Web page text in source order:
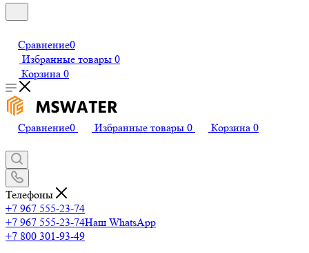
Сравнение0
Избранные товары 0
Корзина 0
Сравнение0 Избранные товары 0 Корзина 0
Телефоны
+7 967 555-23-74
+7 967 555-23-74Наш WhatsApp
+7 800 301-93-49